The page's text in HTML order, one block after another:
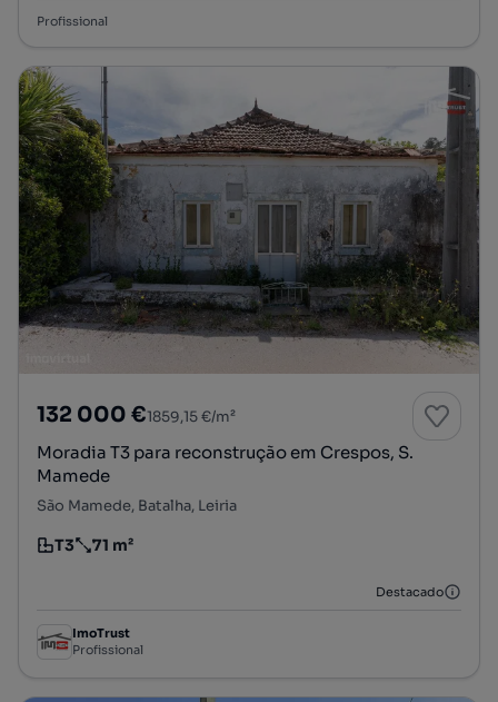
Profissional
132 000 €1859,15 €/m²
Moradia T3 para reconstrução em Crespos, S.
Mamede
São Mamede, Batalha, Leiria
Tipologia
T3
Preço por metro quadrado
71 m²
Destacado
ImoTrust
Profissional